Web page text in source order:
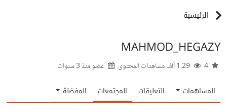
الرئيسية
MAHMOD_HEGAZY
عضو منذ3 سنوات
المساهمات التعليقات المجتمعات المفضلة